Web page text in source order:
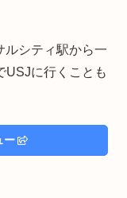
ルシティ駅から一
USJに行くことも
ー